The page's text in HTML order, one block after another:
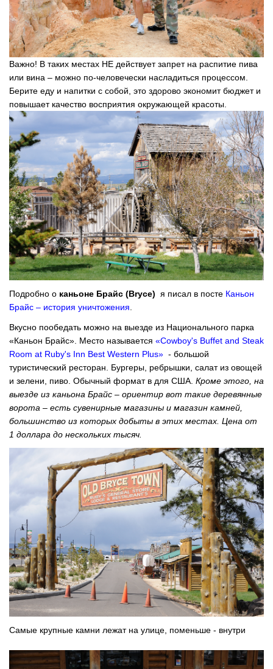
Важно! В таких местах НЕ действует запрет на распитие пива
или вина – можно по-человечески насладиться процессом.
Берите еду и напитки с собой, это здорово экономит бюджет и
повышает качество восприятия окружающей красоты.
Подробно о каньоне Брайс (Bryce) я писал в посте Каньон
Брайс – история уничтожения
Вкусно пообедать можно на выезде из Национального парка
«Каньон Брайс». Место называется «Cowboy's Buffet and Steak
Room at Ruby's Inn Best Western Plus» - большой
туристический ресторан. Бургеры, ребрышки, салат из овощей
и зелени, пиво. Обычный формат в для США. Кроме этого, на
выезде из каньона Брайс – ориентир вот такие деревянные
ворота – есть сувенирные магазины и магазин камней,
большинство из которых добыты в этих местах. Цена от
1 доллара до нескольких тысяч.
Самые крупные камни лежат на улице, поменьше - внутри